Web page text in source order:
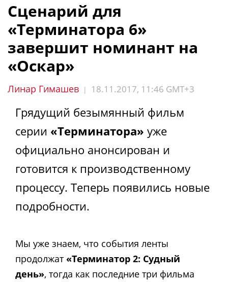
Сценарий для
«Терминатора 6»
завершит номинант на
«Оскар»
Линар Гимашев | 18.11.2017, 11:46 GMT+3
Грядущий безымянный фильм
серии «Терминатора» уже
официально анонсирован и
готовится к производственному
процессу. Теперь появились новые
подробности.
Мы уже знаем, что события ленты
продолжат «Терминатор 2: Судный
день», тогда как последние три фильма